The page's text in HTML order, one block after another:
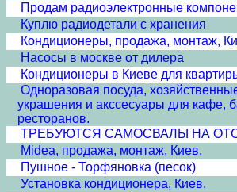
Продам радиоэлектронные
Куплю радиодетали с хранения
Кондиционеры, продажа, монтаж,
Насосы в москве от дилера
Кондиционеры в Киеве для
Одноразовая посуда,
украшения и акссесуары для кафе,
ресторанов.
ТРЕБУЮТСЯ САМОСВАЛЫ НА
Midea, продажа, монтаж, Киев.
Пушное - Торфяновка (песок)
Установка кондиционера, Киев.